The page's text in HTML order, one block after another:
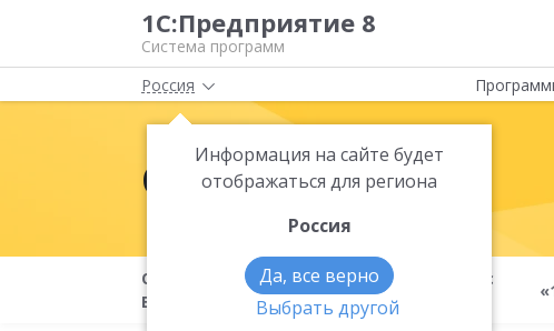
1С:Предприятие 8
Система программ
Россия
Информация на сайте будет
отображаться для региона
Россия
Да, все верно
Выбрать другой
Отмена ЕНВД
Отмена
ЕНВД
На что
переходить?
Переход с